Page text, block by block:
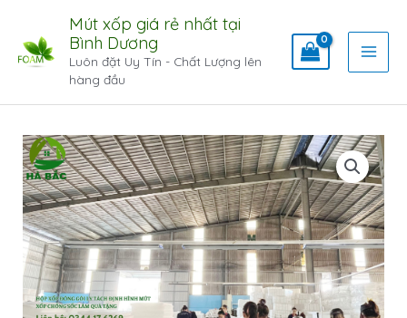
Mút xốp giá rẻ nhất tại
Bình Dương
Luôn đặt Uy Tín - Chất Lượng lên
hàng đầu